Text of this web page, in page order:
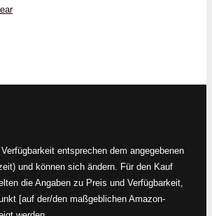
entsprechen dem angegebenen
und können sich ändern. Für den Kauf
die Angaben zu Preis und Verfügbarkeit,
[auf der/den maßgeblichen Amazon-